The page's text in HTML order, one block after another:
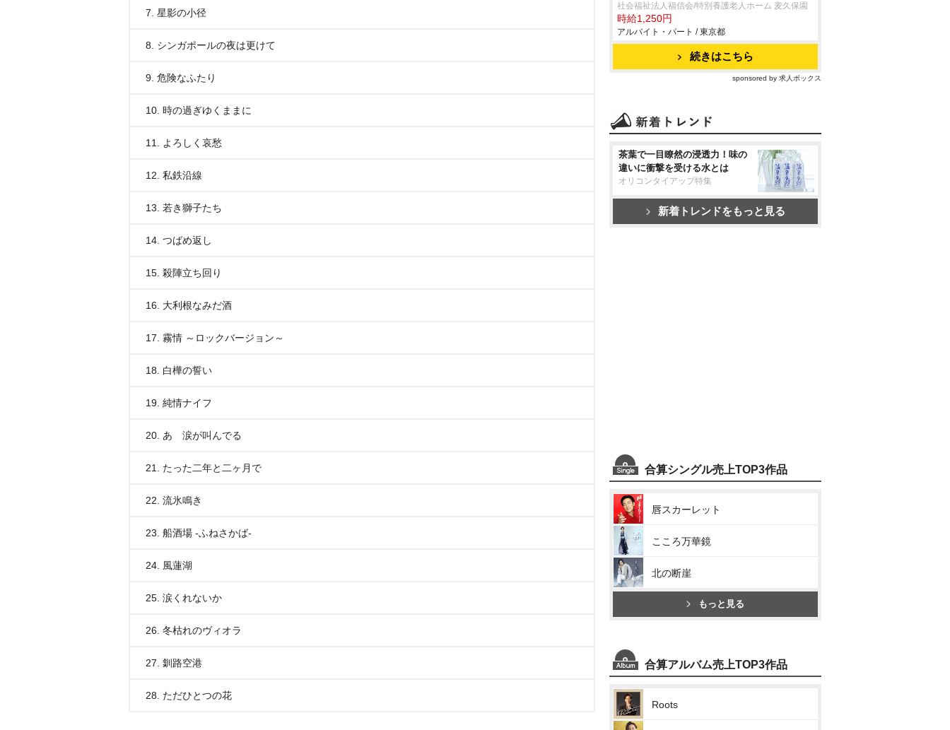
7. 星影の小径
8. シンガポールの夜は更けて
9. 危険なふたり
10. 時の過ぎゆくままに
11. よろしく哀愁
12. 私鉄沿線
13. 若き獅子たち
14. つばめ返し
15. 殺陣立ち回り
16. 大利根なみだ酒
17. 霧情 ～ロックバージョン～
18. 白樺の誓い
19. 純情ナイフ
20. あゝ涙が叫んでる
21. たった二年と二ヶ月で
22. 流氷鳴き
23. 船酒場 -ふねさかば-
24. 風蓮湖
25. 涙くれないか
26. 冬枯れのヴィオラ
27. 釧路空港
28. ただひとつの花
社会福祉法人福信会/特別養護老人ホーム 麦久保園
時給1,250円
アルバイト・パート / 東京都
続きはこちら
sponsored by 求人ボックス
茶葉で一目瞭然の浸透力！味の
違いに衝撃を受ける水とは
オリコンタイアップ特集
新着トレンドをもっと見る
合算シングル売上TOP3作品
唇スカーレット
こころ万華鏡
北の断崖
もっと見る
合算アルバム売上TOP3作品
Roots